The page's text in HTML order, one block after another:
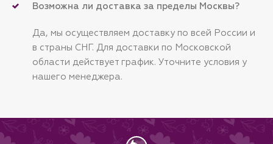
Возможна ли доставка за пределы Москвы?
Да, мы осуществляем доставку по всей России и
в страны СНГ. Для доставки по Московской
области действует график. Уточните условия у
нашего менеджера.